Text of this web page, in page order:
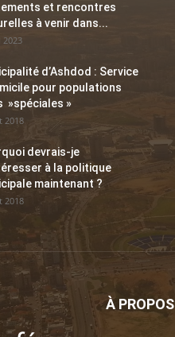
et rencontres
à venir dans...
2023
d’Ashdod : Service
pour populations
»spéciales »
2018
devrais-je
à la politique
maintenant ?
2018
À PROPOS